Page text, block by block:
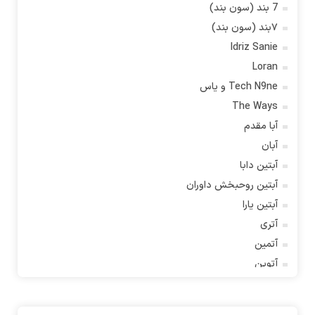
7 بند (سون بند)
۷بند (سون بند)
Idriz Sanie
Loran
Tech N9ne و یاس
The Ways
آبا مقدم
آبان
آبتین دابا
آبتین روحبخش داوران
آبتین یارا
آتری
آتمین
آتوین